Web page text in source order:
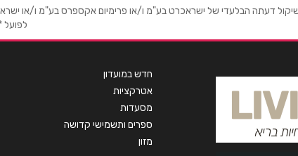
דעתה הבלעדי של ישראכרט בע"מ ו/או פרימיום אקספרס בע"מ ו/או
חדש במועדון
אטרקציות
מסעדות
ספרים ותשמישי קדושה
מזון